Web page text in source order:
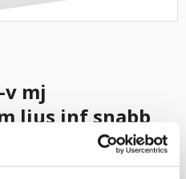
v mj
ljus inf snabb
infälld,